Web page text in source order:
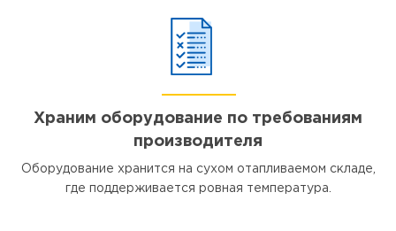
Храним оборудование по требованиям
производителя
Оборудование хранится на сухом отапливаемом складе,
где поддерживается ровная температура.